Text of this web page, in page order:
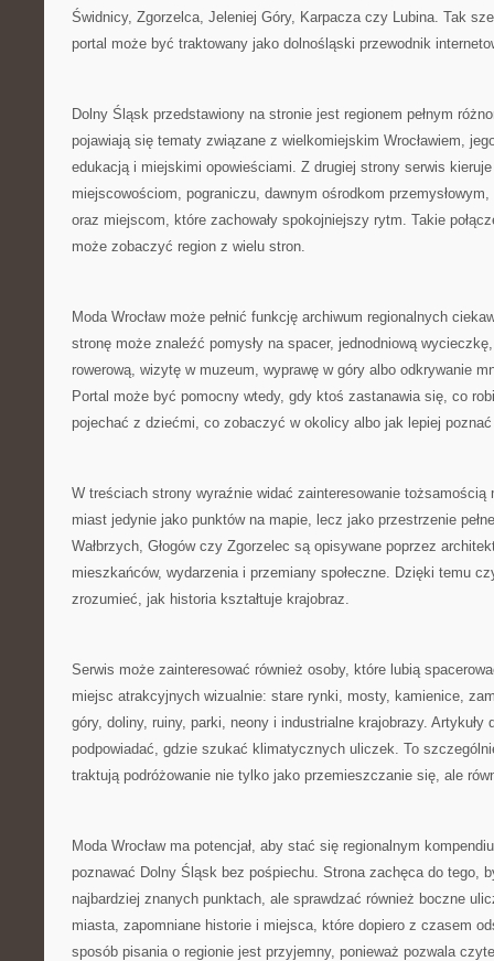
Świdnicy, Zgorzelca, Jeleniej Góry, Karpacza czy Lubina. Tak
portal może być traktowany jako dolnośląski przewodnik
Dolny Śląsk przedstawiony na stronie jest regionem pełnym
pojawiają się tematy związane z wielkomiejskim Wrocławiem,
edukacją i miejskimi opowieściami. Z drugiej strony serwis kieruje
miejscowościom, pograniczu, dawnym ośrodkom
oraz miejscom, które zachowały spokojniejszy rytm. Takie
może zobaczyć region z wielu stron.
Moda Wrocław może pełnić funkcję archiwum regionalnych
stronę może znaleźć pomysły na spacer, jednodniową
rowerową, wizytę w muzeum, wyprawę w góry albo odkrywanie
Portal może być pomocny wtedy, gdy ktoś zastanawia się, co
pojechać z dziećmi, co zobaczyć w okolicy albo jak lepiej
W treściach strony wyraźnie widać zainteresowanie tożsamością
miast jedynie jako punktów na mapie, lecz jako przestrzenie
Wałbrzych, Głogów czy Zgorzelec są opisywane poprzez
mieszkańców, wydarzenia i przemiany społeczne. Dzięki temu
zrozumieć, jak historia kształtuje krajobraz.
Serwis może zainteresować również osoby, które lubią
miejsc atrakcyjnych wizualnie: stare rynki, mosty, kamienice,
góry, doliny, ruiny, parki, neony i industrialne krajobrazy. Artykuły
podpowiadać, gdzie szukać klimatycznych uliczek. To
traktują podróżowanie nie tylko jako przemieszczanie się, ale
Moda Wrocław ma potencjał, aby stać się regionalnym
poznawać Dolny Śląsk bez pośpiechu. Strona zachęca do tego,
najbardziej znanych punktach, ale sprawdzać również boczne
miasta, zapomniane historie i miejsca, które dopiero z czasem
sposób pisania o regionie jest przyjemny, ponieważ pozwala